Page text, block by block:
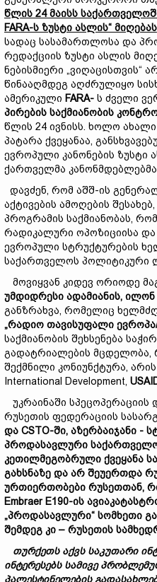
წლის 24 მაისს
FARA-ს ზუსტი ასლის“ მიღებას
სადაც სასამართლოსა და
რედაქციის ზუსტი ასლის
ნებისმიერი „ვიღაცისთვის“
წინააღმდეგ აღძრულიყო
ამერიკული FARA- ს ძველი
პირების საქმიანობის
წლის 24 ივნისს. ხოლო ახალი
პატარა ქვეყანაა,
ევროპული კანონების ზუსტი
ქართველმა
დავძენ, რომ აშშ-ის
აქტივების ამოღების
პროგრამის საქმიანობას,
რადიკალური ოპოზიციისა და
ევროპული სტრუქტურების
საქართველოს პოლიტიკური
მოვიყვან კიდევ ორიოდე
უმდიდრესი ადამიანის, ილონ
განზრახვა, რომელიც
„რადიო თავისუფალი
საქმიანობის შეხსენება
გადატრიალების მცდელობა,
შექმნილი კონიუნქტურა,
International Development,
უკრაინაში სპეცოპერაციის
რუსეთის ფედერაციის
და CSTO-ში, აზერბაიჯანი -
პროდასავლური საქართველო
კეთილმეგობრული ქვეყანა
გახსნაზე და არ შეუერთდა
ურთიერთობები რუსეთთან,
Embraer E190-ის
„პროდასავლური“ სომხეთი
შემდეგ კი – რუსეთის
თურქეთს აქვს საკუთარი
ინტერესებს სამივე
პალესტინელების